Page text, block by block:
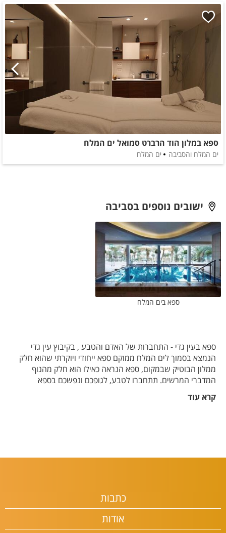
ספא במלון הוד הרברט סמואל ים המלח
ים המלח והסביבה ים המלח
ישובים נוספים בסביבה
ספא בים המלח
קרא עוד
ספא בעין גדי - התחברות של האדם והטבע , בקיבוץ עין גדי
הנמצא בסמוך לים המלח ממוקם ספא ייחודי ויוקרתי שהוא חלק
ממלון הבוטיק שבמקום, ספא הנראה כאילו הוא חלק מהנוף
המדברי המרשים. תתחברו לטבע, לגופכם ונפשכם בספא
כתבות
אודות